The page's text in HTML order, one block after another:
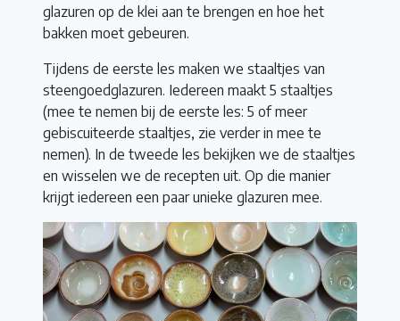
glazuren op de klei aan te brengen en hoe het
bakken moet gebeuren.
Tijdens de eerste les maken we staaltjes van
steengoedglazuren. Iedereen maakt 5 staaltjes
(mee te nemen bij de eerste les: 5 of meer
gebiscuiteerde staaltjes, zie verder in mee te
nemen). In de tweede les bekijken we de staaltjes
en wisselen we de recepten uit. Op die manier
krijgt iedereen een paar unieke glazuren mee.